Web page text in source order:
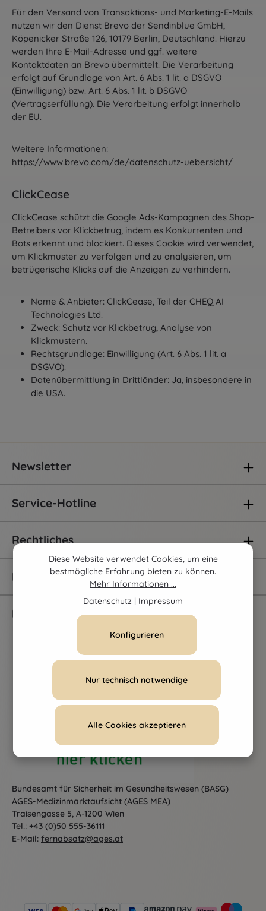
Für den Versand von Transaktions- und Marketing-E-Mails
nutzen wir den Dienst Brevo der Sendinblue GmbH,
Köpenicker Straße 126, 10179 Berlin, Deutschland. Hierzu
werden Ihre E-Mail-Adresse und ggf. weitere
Kontaktdaten an Brevo übermittelt. Die Verarbeitung
erfolgt auf Grundlage von Art. 6 Abs. 1 lit. a DSGVO
(Einwilligung) bzw. Art. 6 Abs. 1 lit. b DSGVO
(Vertragserfüllung). Die Verarbeitung erfolgt innerhalb
der EU.
Weitere Informationen:
https://www.brevo.com/de/datenschutz-uebersicht/
ClickCease
ClickCease schützt die Google Ads-Kampagnen des Shop-
Betreibers vor Klickbetrug, indem es Konkurrenten und
Bots erkennt und blockiert. Dieses Cookie wird verwendet,
um Klickmuster zu verfolgen und zu analysieren, um
betrügerische Klicks auf die Anzeigen zu verhindern.
Name & Anbieter: ClickCease, Teil der CHEQ AI
Technologies Ltd.
Zweck: Schutz vor Klickbetrug, Analyse von
Klickmustern.
Rechtsgrundlage: Einwilligung (Art. 6 Abs. 1 lit. a
DSGVO).
Datenübermittlung in Drittländer: Ja, insbesondere in
die USA.
Newsletter
Service-Hotline
Rechtliches
Informationen
Eingetragene Versandapotheke
Bundesamt für Sicherheit im Gesundheitswesen (BASG)
AGES-Medizinmarktaufsicht (AGES MEA)
Traisengasse 5, A-1200 Wien
Tel.: +43 (0)50 555-36111
E-Mail: fernabsatz@ages.at
Diese Website verwendet Cookies, um eine
bestmögliche Erfahrung bieten zu können.
Mehr Informationen ...
Datenschutz | Impressum
Nur technisch notwendige
Konfigurieren
Alle Cookies akzeptieren